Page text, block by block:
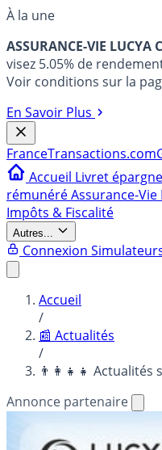
À la une
ASSURANCE-VIE LUCYA
visez 5.05% de
Voir conditions sur la
En Savoir Plus
FranceTransactions.com
Accueil Livret épargne
rémunéréAssurance-Vie
Impôts & Fiscalité
Autres...
Connexion
Accueil
/
📰 Actualités
/
👨‍👩‍👧‍👧
Annonce partenaire